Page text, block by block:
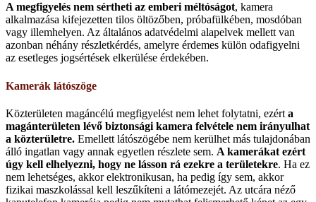
A megfigyelés nem sértheti az emberi méltóságot, kamera
alkalmazása kifejezetten tilos öltözőben, próbafülkében, mosdóban
vagy illemhelyen. Az általános adatvédelmi alapelvek mellett van
azonban néhány részletkérdés, amelyre érdemes külön odafigyelni
az esetleges jogsértések elkerülése érdekében.
Kamerák látószöge
Közterületen magáncélú megfigyelést nem lehet folytatni, ezért a
magánterületen lévő biztonsági kamera felvétele nem irányulhat
a közterületre. Emellett látószögébe nem kerülhet más tulajdonában
álló ingatlan vagy annak egyetlen részlete sem. A kamerákat ezért
úgy kell elhelyezni, hogy ne lásson rá ezekre a területekre. Ha ez
nem lehetséges, akkor elektronikusan, ha pedig így sem, akkor
fizikai maszkolással kell leszűkíteni a látómezejét. Az utcára néző